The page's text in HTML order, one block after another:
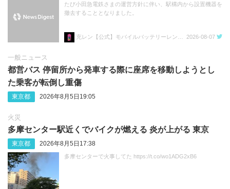
たび小田急電鉄さまの運営方針に伴い、駅構内から設置機器を
撤去することとなりました。
2026-08-07
一般ニュース
都営バス 停留所から発車する際に座席を移動しようとし
た乗客が転倒し重傷
東京都 2026年8月5日19:05
火災
多摩センター駅近くでバイクが燃える 炎が上がる 東京
東京都 2026年8月5日17:38
多摩センターで火事してた https://t.co/wo1ADG2xB6